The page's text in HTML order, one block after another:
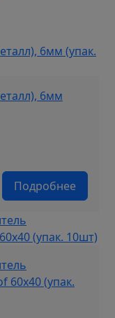
6мм
Подробнее
60х40 (упак.